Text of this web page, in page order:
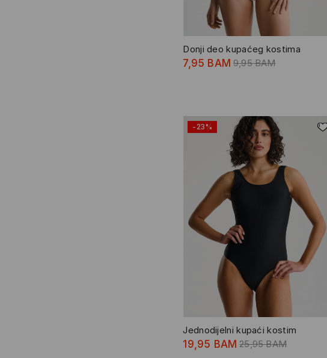
Donji deo kupaćeg kostima
7,95 BAM 9,95 BAM
-23%
Jednodijelni kupaći kostim
19,95 BAM 25,95 BAM